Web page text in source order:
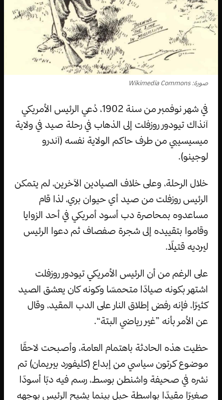
صورة: Wikimedia Commons
في شهر نوفمبر من سنة 1902، دُعي الرئيس الأمريكي
آنذاك تيودور روزفلت إلى الذهاب في رحلة صيد في ولاية
ميسيسيبي من طرف حاكم الولاية نفسه (آندرو
لوجينو).
خلال الرحلة، وعلى خلاف الصيادين الآخرين، لم يتمكن
الرئيس روزفلت من صيد أي حيوان بري، لذا قام
مساعدوه بمحاصرة دب أسود أمريكي في أحد الزوايا
وقاموا بتقييده إلى شجرة صفصاف ثم دعوا الرئيس
ليرديه قتيلًا.
على الرغم من أن الرئيس الأمريكي تيودور روزفلت
اشتهر بكونه صيادًا متحمسًا وكونه كان يعشق الصيد
كثيرًا، فإنه رفض إطلاق النار على الدب المقيد، وقال
عن الأمر بأنه ”غير رياضي البتة“.
حظيت هذه الحادثة باهتمام العامة، وأصبحت لاحقًا
موضوع كرتون سياسي من إبداع (كليفورد بيريمان) تم
نشره في صحيفة واشنطن بوسط، رسم فيه دبًا أسودًا
صغيرًا مقيدًا بواسطة حبل بينما يشيح الرئيس بوجهه